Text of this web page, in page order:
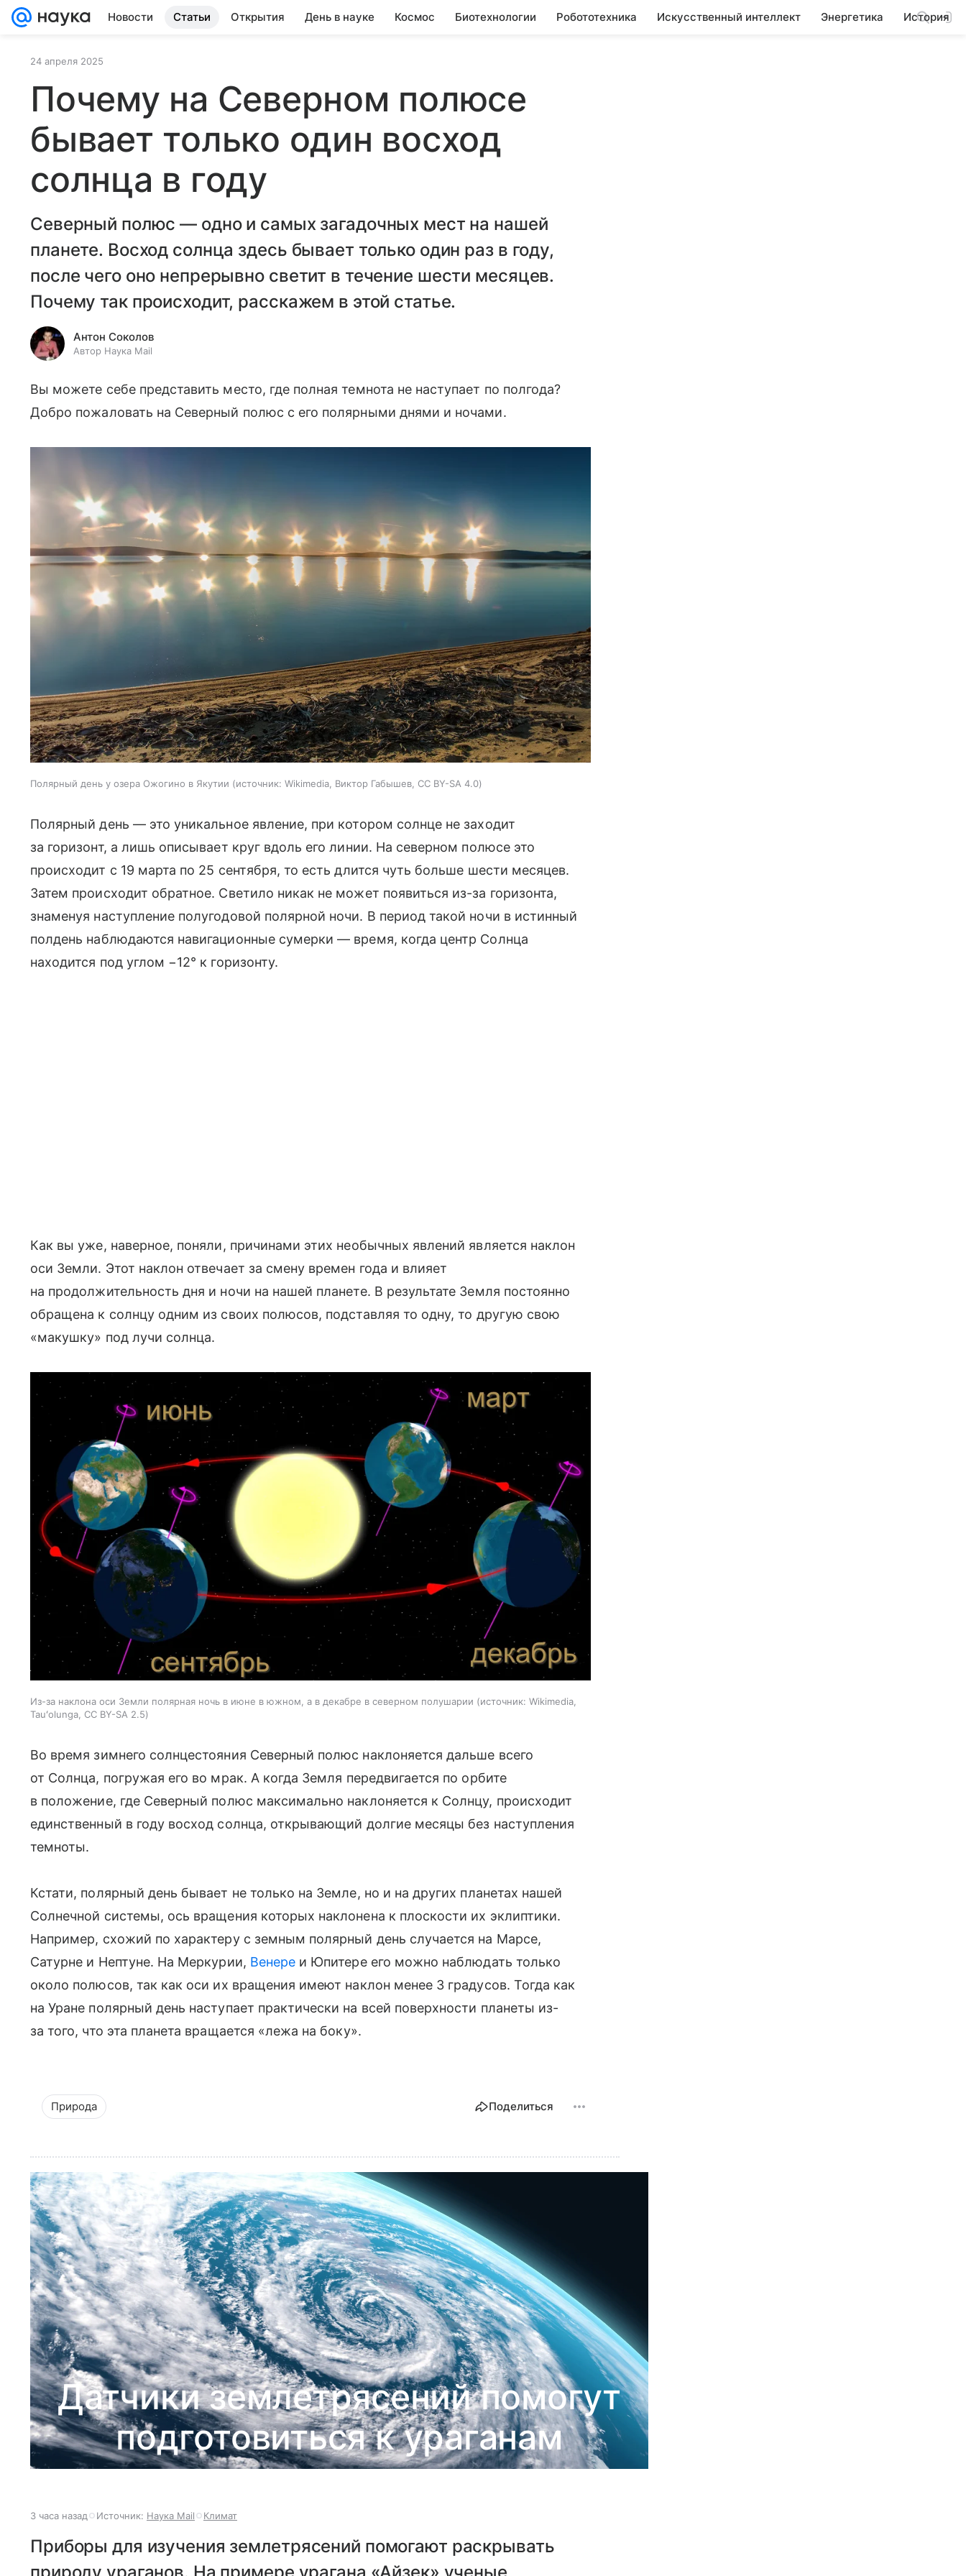
Новости Статьи Открытия День в науке Космос Биотехнологии Робототехника Искусственный интеллект Энергетика История
24 апреля 2025
Почему на Северном полюсе
бывает только один восход
солнца в году
Северный полюс — одно и самых загадочных мест на нашей
планете. Восход солнца здесь бывает только один раз в году,
после чего оно непрерывно светит в течение шести месяцев.
Почему так происходит, расскажем в этой статье.
Антон Соколов
Автор Наука Mail
Вы можете себе представить место, где полная темнота не наступает по полгода?
Добро пожаловать на Северный полюс с его полярными днями и ночами.
Полярный день у озера Ожогино в Якутии источник: Wikimedia, Виктор Габышев, CC BY-SA 4.0
Полярный день — это уникальное явление, при котором солнце не заходит
за горизонт, а лишь описывает круг вдоль его линии. На северном полюсе это
происходит с 19 марта по 25 сентября, то есть длится чуть больше шести месяцев.
Затем происходит обратное. Светило никак не может появиться из-за горизонта,
знаменуя наступление полугодовой полярной ночи. В период такой ночи в истинный
полдень наблюдаются навигационные сумерки — время, когда центр Солнца
находится под углом −12° к горизонту.
Как вы уже, наверное, поняли, причинами этих необычных явлений является наклон
оси Земли. Этот наклон отвечает за смену времен года и влияет
на продолжительность дня и ночи на нашей планете. В результате Земля постоянно
обращена к солнцу одним из своих полюсов, подставляя то одну, то другую свою
«макушку» под лучи солнца.
Из-за наклона оси Земли полярная ночь в июне в южном, а в декабре в северном полушарии источник: Wikimedia,
Tauʻolunga, CC BY-SA 2.5
Во время зимнего солнцестояния Северный полюс наклоняется дальше всего
от Солнца, погружая его во мрак. А когда Земля передвигается по орбите
в положение, где Северный полюс максимально наклоняется к Солнцу, происходит
единственный в году восход солнца, открывающий долгие месяцы без наступления
темноты.
Кстати, полярный день бывает не только на Земле, но и на других планетах нашей
Солнечной системы, ось вращения которых наклонена к плоскости их эклиптики.
Например, схожий по характеру с земным полярный день случается на Марсе,
Сатурне и Нептуне. На Меркурии, Венере и Юпитере его можно наблюдать только
около полюсов, так как оси их вращения имеют наклон менее 3 градусов. Тогда как
на Уране полярный день наступает практически на всей поверхности планеты из-
за того, что эта планета вращается «лежа на боку».
Природа Поделиться
Датчики землетрясений помогут
подготовиться к ураганам
3 часа назад Источник: Наука Mail Климат
Приборы для изучения землетрясений помогают раскрывать